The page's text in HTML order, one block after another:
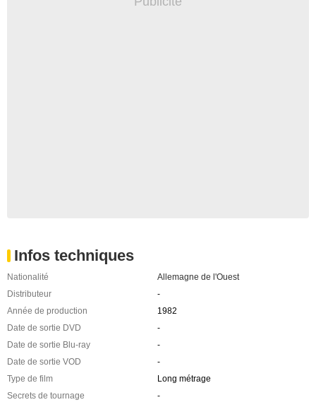
Infos techniques
Nationalité
Allemagne de l'Ouest
Distributeur
-
Année de production
1982
Date de sortie DVD
-
Date de sortie Blu-ray
-
Date de sortie VOD
-
Type de film
Long métrage
Secrets de tournage
-